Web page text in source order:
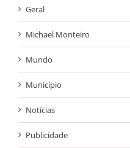
Geral
Michael Monteiro
Mundo
Município
Notícias
Publicidade